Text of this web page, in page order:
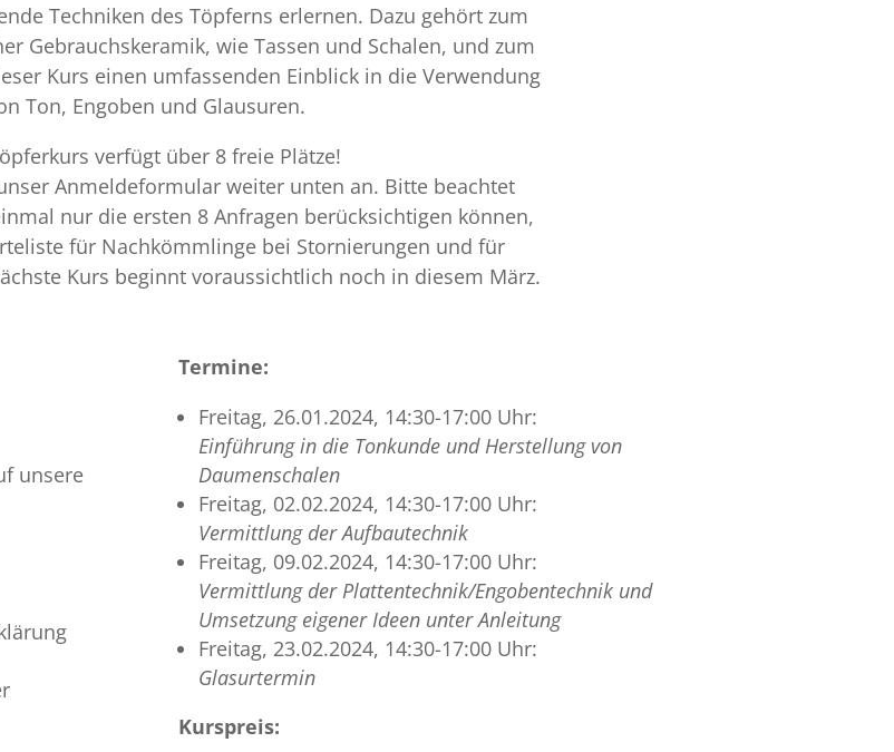
Techniken des Töpferns erlernen. Dazu gehört zum
Gebrauchskeramik, wie Tassen und Schalen, und zum
Kurs einen umfassenden Einblick in die Verwendung
Ton, Engoben und Glausuren.
verfügt über 8 freie Plätze!
Anmeldeformular weiter unten an. Bitte beachtet
nur die ersten 8 Anfragen berücksichtigen können,
für Nachkömmlinge bei Stornierungen und für
Kurs beginnt voraussichtlich noch in diesem März.
unsere
Termine:
Freitag, 26.01.2024, 14:30-17:00 Uhr:
Einführung in die Tonkunde und Herstellung von
Daumenschalen
Freitag, 02.02.2024, 14:30-17:00 Uhr:
Vermittlung der Aufbautechnik
Freitag, 09.02.2024, 14:30-17:00 Uhr:
Vermittlung der Plattentechnik/Engobentechnik und
Umsetzung eigener Ideen unter Anleitung
Freitag, 23.02.2024, 14:30-17:00 Uhr:
Glasurtermin
Kurspreis: